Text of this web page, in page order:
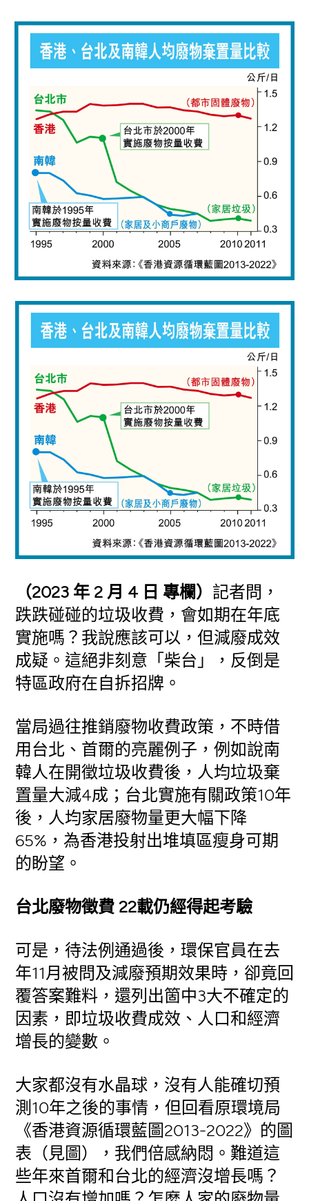
（2023 年 2 月 4 日 專欄） 記者問，
跌跌碰碰的垃圾收費，會如期在年底
實施嗎？我說應該可以，但減廢成效
成疑。這絕非刻意「柴台」，反倒是
特區政府在自拆招牌。
當局過往推銷廢物收費政策，不時借
用台北、首爾的亮麗例子，例如說南
韓人在開徵垃圾收費後，人均垃圾棄
置量大減4成；台北實施有關政策10年
後，人均家居廢物量更大幅下降
65%，為香港投射出堆填區瘦身可期
的盼望。
台北廢物徵費 22載仍經得起考驗
可是，待法例通過後，環保官員在去
年11月被問及減廢預期效果時，卻竟回
覆答案難料，還列出箇中3大不確定的
因素，即垃圾收費成效、人口和經濟
增長的變數。
大家都沒有水晶球，沒有人能確切預
測10年之後的事情，但回看原環境局
《香港資源循環藍圖2013-2022》的圖
表（見圖），我們倍感納悶。難道這
些年來首爾和台北的經濟沒增長嗎？